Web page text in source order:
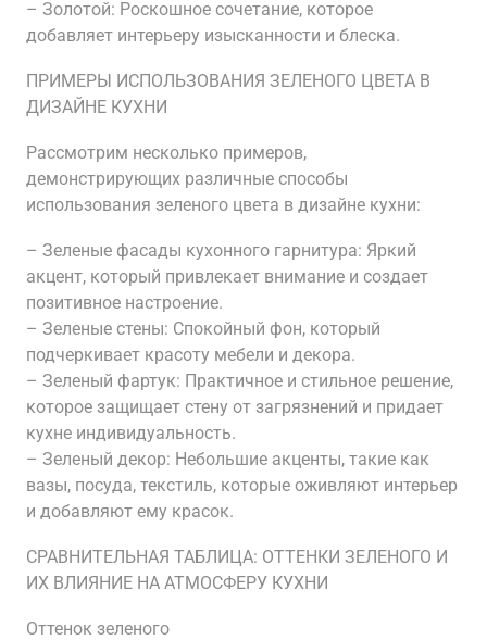
– Золотой: Роскошное сочетание, которое
добавляет интерьеру изысканности и блеска.
ПРИМЕРЫ ИСПОЛЬЗОВАНИЯ ЗЕЛЕНОГО ЦВЕТА В
ДИЗАЙНЕ КУХНИ
Рассмотрим несколько примеров,
демонстрирующих различные способы
использования зеленого цвета в дизайне кухни:
– Зеленые фасады кухонного гарнитура: Яркий
акцент, который привлекает внимание и создает
позитивное настроение.
– Зеленые стены: Спокойный фон, который
подчеркивает красоту мебели и декора.
– Зеленый фартук: Практичное и стильное решение,
которое защищает стену от загрязнений и придает
кухне индивидуальность.
– Зеленый декор: Небольшие акценты, такие как
вазы, посуда, текстиль, которые оживляют интерьер
и добавляют ему красок.
СРАВНИТЕЛЬНАЯ ТАБЛИЦА: ОТТЕНКИ ЗЕЛЕНОГО И
ИХ ВЛИЯНИЕ НА АТМОСФЕРУ КУХНИ
Оттенок зеленого